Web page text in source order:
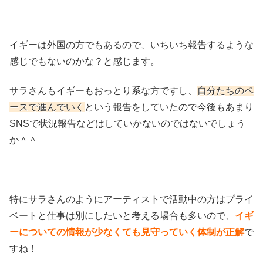
イギーは外国の方でもあるので、いちいち報告するような
感じでもないのかな？と感じます。
サラさんもイギーもおっとり系な方ですし、
自分たちのペ
ースで進んでいく という報告をしていたので今後もあまり
SNSで状況報告などはしていかないのではないでしょう
か＾＾
特にサラさんのようにアーティストで活動中の方はプライ
ベートと仕事は別にしたいと考える場合も多いので、 イギ
ーについての情報が少なくても見守っていく体制が正解で
すね！